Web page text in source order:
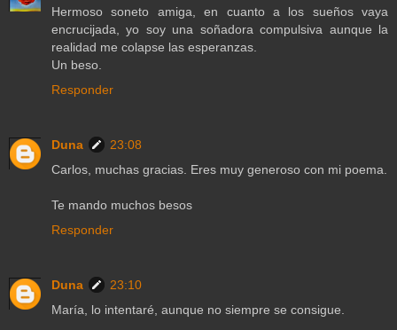
Hermoso soneto amiga, en cuanto a los sueños vaya
encrucijada, yo soy una soñadora compulsiva aunque la
realidad me colapse las esperanzas.
Un beso.
Responder
Duna
23:08
Carlos, muchas gracias. Eres muy generoso con mi poema.
Te mando muchos besos
Responder
Duna
23:10
María, lo intentaré, aunque no siempre se consigue.